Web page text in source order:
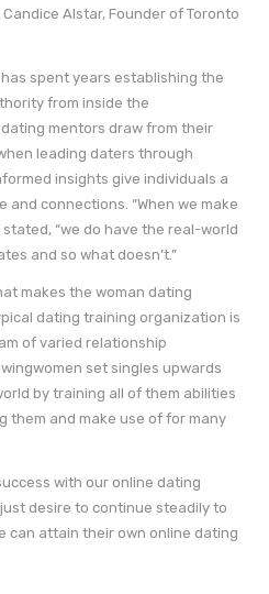
Candice Alstar, Founder of Toronto
spent years establishing the
from inside the
mentors draw from their
leading daters through
insights give individuals a
connections. “When we make
“we do have the real-world
and so what doesn’t.”
makes the woman dating
dating training organization is
of varied relationship
set singles upwards
by training all of them abilities
them and make use of for many
with our online dating
just desire to continue steadily to
can attain their own online dating